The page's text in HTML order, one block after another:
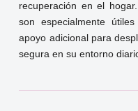
recuperación en el
son especialmente
apoyo adicional para
segura en su entorno